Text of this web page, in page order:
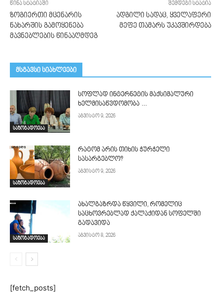
წინა სტატიაში
ზოგიერთი მცენარის
ნახარშის გამოყენება
მავნებლების წინააღმდეგ
შემდეგი სტატია
ადგილი სადაც, ყველაფერი
მეფე თამარს უკავშირდება
მსგავსი სიახლეები
საზოგადოება
სოფლად ინტერნეტის მაქსიმალური
ხელმისაწვდომობა …
აგვისტო 9, 2026
საზოგადოება
რატომ არის თიხის ჭურჭელი
სასარგებლო?
აგვისტო 9, 2026
საზოგადოება
ახალგაზრდა წყვილი, რომელიც
საცხოვრებლად ქალაქიდან სოფელში
გადავიდა
აგვისტო 8, 2026
[fetch_posts]